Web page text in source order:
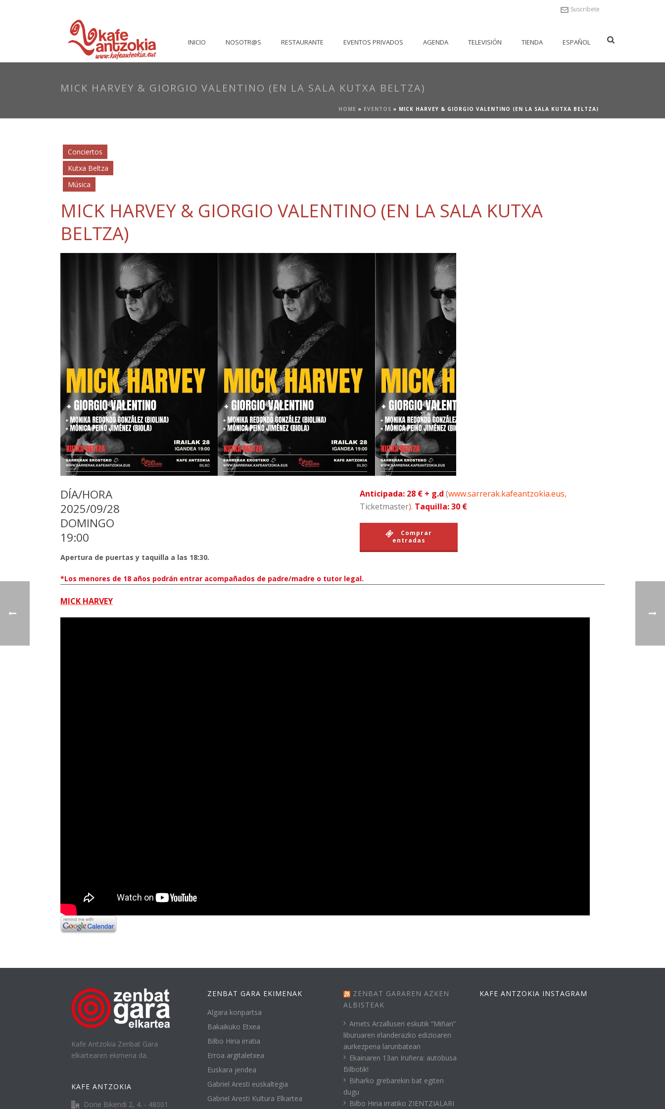
Suscribete
INICIO NOSOTR@S RESTAURANTE EVENTOS PRIVADOS AGENDA TELEVISIÓN TIENDA ESPAÑOL
MICK HARVEY & GIORGIO VALENTINO (EN LA SALA KUTXA BELTZA)
HOME » EVENTOS » MICK HARVEY & GIORGIO VALENTINO (EN LA SALA KUTXA BELTZA)
Conciertos
Kutxa Beltza
Música
MICK HARVEY & GIORGIO VALENTINO (EN LA SALA KUTXA
BELTZA)
DÍA/HORA
2025/09/28
DOMINGO
19:00
Apertura de puertas y taquilla a las 18:30.
Anticipada: 28 € + g.d (www.sarrerak.kafeantzokia.eus,
Ticketmaster). Taquilla: 30 €
Comprar
entradas
*Los menores de 18 años podrán entrar acompañados de padre/madre o tutor legal.
MICK HARVEY
Kafe Antzokia Zenbat Gara
elkartearen ekimena da.
KAFE ANTZOKIA
Done Bikendi 2, 4. - 48001
ZENBAT GARA EKIMENAK
Algara konpartsa
Bakaikuko Etxea
Bilbo Hiria irratia
Erroa argitaletxea
Euskara jendea
Gabriel Aresti euskaltegia
Gabriel Aresti Kultura Elkartea
ZENBAT GARAREN AZKEN
ALBISTEAK
Amets Arzallusen eskutik “Miñan”
liburuaren irlanderazko edizioaren
aurkezpena larunbatean
Ekainaren 13an Iruñera: autobusa
Bilbotik!
Biharko grebarekin bat egiten
dugu
Bilbo Hiria irratiko ZIENTZIALARI
KAFE ANTZOKIA INSTAGRAM